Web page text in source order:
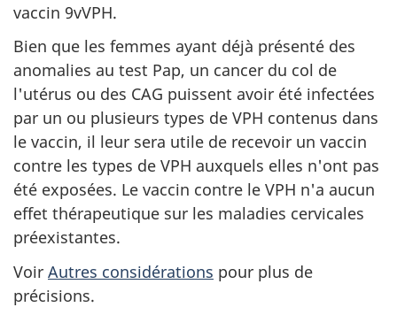
vaccin 9vVPH.
Bien que les femmes ayant déjà présenté des
anomalies au test Pap, un cancer du col de
l'utérus ou des CAG puissent avoir été infectées
par un ou plusieurs types de VPH contenus dans
le vaccin, il leur sera utile de recevoir un vaccin
contre les types de VPH auxquels elles n'ont pas
été exposées. Le vaccin contre le VPH n'a aucun
effet thérapeutique sur les maladies cervicales
préexistantes.
Voir Autres considérations pour plus de
précisions.